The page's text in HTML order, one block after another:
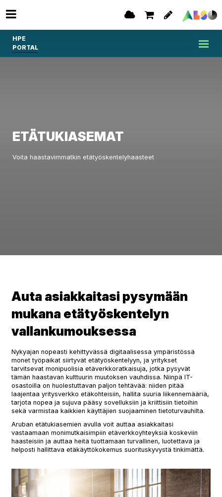
HPE
PORTAL
ETÄTUKIASEMAT
Voita haastavimmatkin etätyöskentelyhaasteet
Auta asiakkaitasi pysymään
mukana etätyöskentelyn
vallankumouksessa
Nykyajan nopeasti kehittyvässä digitaalisessa ympäristössä
monet työpaikat siirtyvät etätyöskentelyyn, ja yritykset
tarvitsevat monipuolisia etäverkkoratkaisuja, jotka pysyvät
tämän haastavan kulttuurin muutoksen vauhdissa. Niinpä IT-
osastoilla on huolestuttavan paljon tehtävää: niiden pitää
laajentaa yritysverkko etäkohteisiin, hallita suuria liikennemääriä,
tarjota nopea ja sujuva pääsy sovelluksiin ja kriittisiin tietoihin
sekä varmistaa kaikkien käyttäjien suojaaminen tietoturvauhilta.
Aruban etätukiasemien avulla voit auttaa asiakkaitasi
vastaamaan monimutkaisimpiin etäverkkoyhteyksiä koskeviin
haasteisiin ja auttaa heitä tuottamaan turvallinen, luotettava ja
helposti hallittava etäkäyttökokemus suorituskyvystä tinkimättä.